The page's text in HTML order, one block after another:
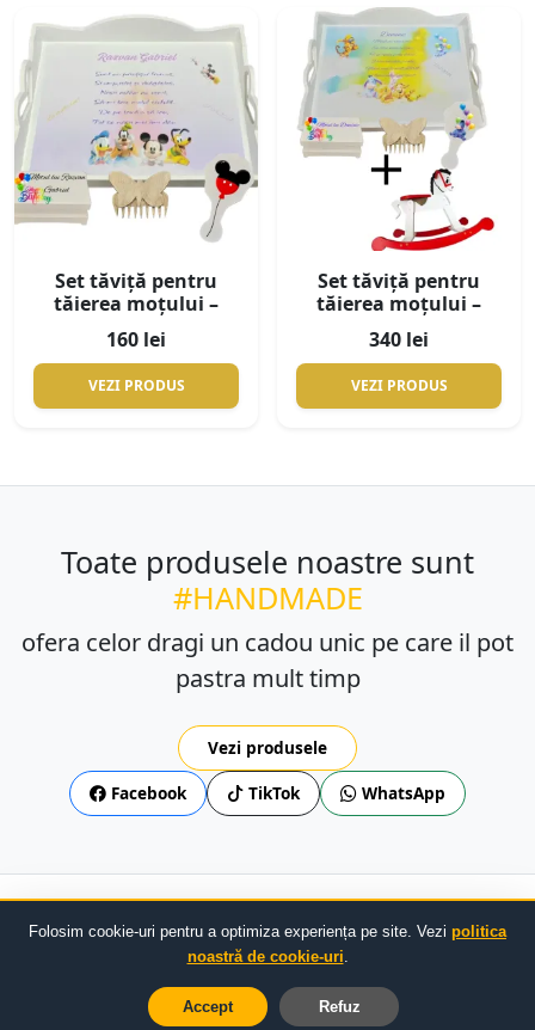
Set tăviță pentru
tăierea moțului –
Mickey Mouse
160 lei
VEZI PRODUS
Set tăviță pentru
tăierea moțului –
Ursuleţul Winnie 2 +
calut de lemn
340 lei
VEZI PRODUS
Toate produsele noastre sunt
#HANDMADE
ofera celor dragi un cadou unic pe care il pot
pastra mult timp
Vezi produsele
Facebook
TikTok WhatsApp
ConfidențialitateLivrare/ReturTOSANPCSOL
© 2023 - 2026Domideco.ro— Creat manual cu drag
Folosim cookie-uri pentru a optimiza experiența pe site. Vezi politica
noastră de cookie-uri.
Accept Refuz